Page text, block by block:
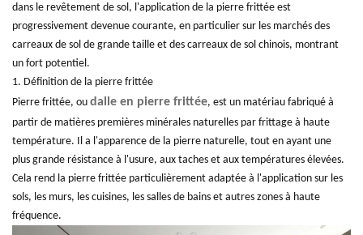
dans le revêtement de sol, l'application de la pierre frittée est
progressivement devenue courante, en particulier sur les marchés des
carreaux de sol de grande taille et des carreaux de sol chinois, montrant
un fort potentiel.
1. Définition de la pierre frittée
Pierre frittée, ou dalle en pierre frittée, est un matériau fabriqué à
partir de matières premières minérales naturelles par frittage à haute
température. Il a l'apparence de la pierre naturelle, tout en ayant une
plus grande résistance à l'usure, aux taches et aux températures élevées.
Cela rend la pierre frittée particulièrement adaptée à l'application sur les
sols, les murs, les cuisines, les salles de bains et autres zones à haute
fréquence.